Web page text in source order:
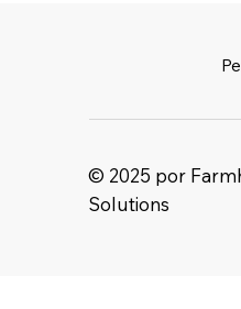
© 2025 por
Solutions